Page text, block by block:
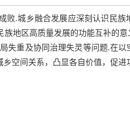
败.城乡融合发展应深刻认识民
地区高质量发展的功能互补的
失重及协同治理失灵等问题.在
空间关系，凸显各自价值，促